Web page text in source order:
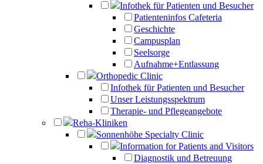
Infothek für Patienten und Besucher
Patienteninfos Cafeteria
Geschichte
Campusplan
Seelsorge
Aufnahme+Entlassung
Orthopedic Clinic
Infothek für Patienten und Besucher
Unser Leistungsspektrum
Therapie- und Pflegeangebote
Reha-Kliniken
Sonnenhöhe Specialty Clinic
Information for Patients and Visitors
Diagnostik und Betreuung